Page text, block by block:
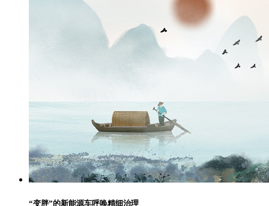
“变胖”的新能源车呼唤精细治理